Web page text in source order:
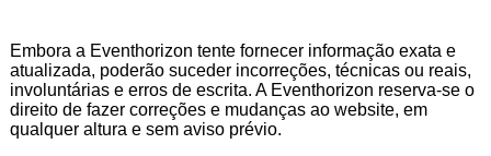
Embora a Eventhorizon tente fornecer informação exata e
atualizada, poderão suceder incorreções, técnicas ou reais,
involuntárias e erros de escrita. A Eventhorizon reserva-se o
direito de fazer correções e mudanças ao website, em
qualquer altura e sem aviso prévio.